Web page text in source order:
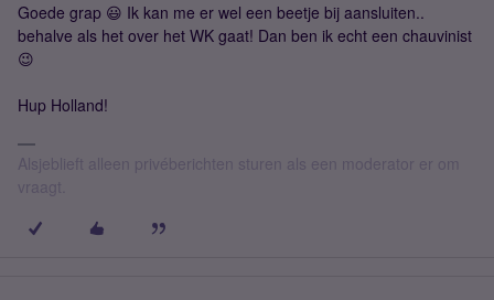
Goede grap 😃 Ik kan me er wel een beetje bij aansluiten..
behalve als het over het WK gaat! Dan ben ik echt een chauvinist
😉
Hup Holland!
Alsjeblieft alleen privéberichten sturen als een moderator er om
vraagt.